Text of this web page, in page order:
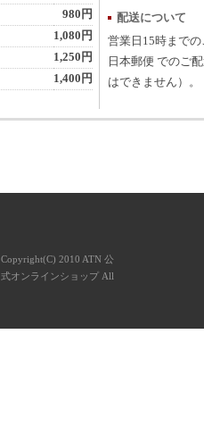
980円
1,080円
1,250円
1,400円
配送について
営業日15時まで
日本郵便 でのご
はできません）。
Copyright(C) 2010 ATN 公
式オンラインショップ All